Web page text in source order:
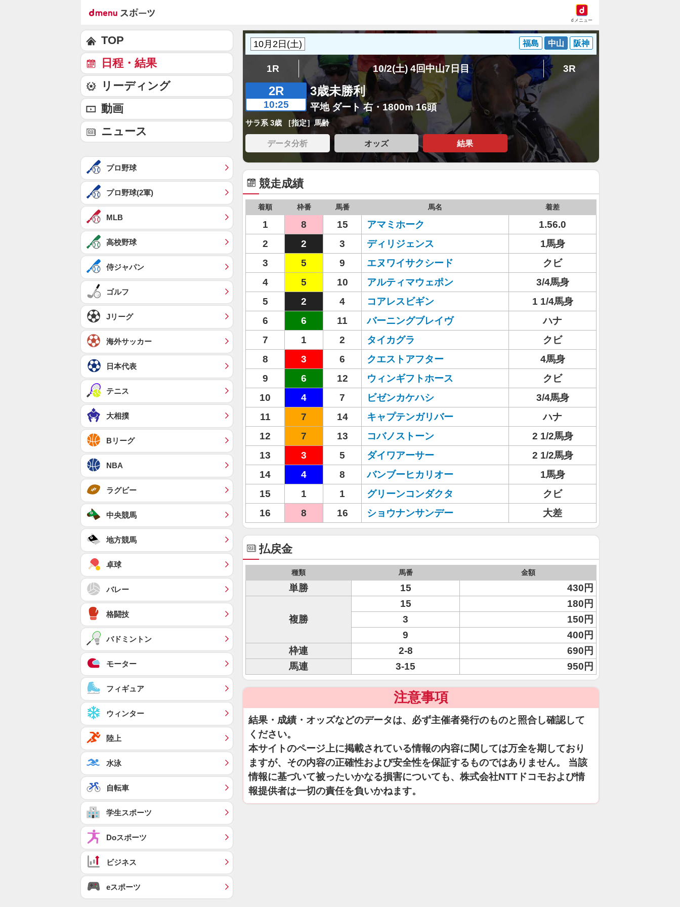
dメニュー
福島 中山 阪神
1R 10/2(土) 4回中山7日目 3R
2R
10:25
3歳未勝利
平地 ダート 右・1800m 16頭
サラ系 3歳 ［指定］馬齢
データ分析 オッズ 結果
競走成績
着順 枠番 馬番 馬名 着差
1 8 15 アマミホーク
1.56.0
2
2 3 ディリジェンス
1馬身
3
5 9 エヌワイサクシード
クビ
4
5 10 アルティマウェポン
3/4馬身
5
2 4 コアレスビギン
1 1/4馬身
6
6 11 バーニングブレイヴ
ハナ
7
1 2 タイカグラ
クビ
8
3 6 クエストアフター
4馬身
9
6 12 ウィンギフトホース
クビ
10
4 7 ビゼンカケハシ
3/4馬身
11
7 14 キャプテンガリバー
ハナ
12
7 13 コバノストーン
2 1/2馬身
13
3 5 ダイワアーサー
2 1/2馬身
14
4 8 バンブーヒカリオー
1馬身
15
1 1 グリーンコンダクタ
クビ
16
8 16 ショウナンサンデー 大差
払戻金
種類 馬番 金額
単勝 15 430円
複勝
15
180円
3
150円
9
400円
枠連
2-8
690円
馬連
3-15 950円
注意事項
結果・成績・オッズなどのデータは、必ず主催者発行のものと照合し確認して
ください。
本サイトのページ上に掲載されている情報の内容に関しては万全を期しており
ますが、その内容の正確性および安全性を保証するものではありません。 当該
情報に基づいて被ったいかなる損害についても、株式会社NTTドコモおよび情
報提供者は一切の責任を負いかねます。
TOP
日程・結果
リーディング
動画
ニュース
プロ野球
プロ野球(2軍)
MLB
高校野球
侍ジャパン
ゴルフ
Jリーグ
海外サッカー
日本代表
テニス
大相撲
Bリーグ
NBA
ラグビー
中央競馬
地方競馬
卓球
バレー
格闘技
バドミントン
モーター
フィギュア
ウィンター
陸上
水泳
自転車
学生スポーツ
Doスポーツ
ビジネス
eスポーツ